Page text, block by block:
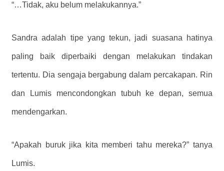
“…Tidak, aku belum melakukannya.”
Sandra adalah tipe yang tekun, jadi suasana hatinya
paling baik diperbaiki dengan melakukan tindakan
tertentu. Dia sengaja bergabung dalam percakapan. Rin
dan Lumis mencondongkan tubuh ke depan, semua
mendengarkan.
“Apakah buruk jika kita memberi tahu mereka?” tanya
Lumis.